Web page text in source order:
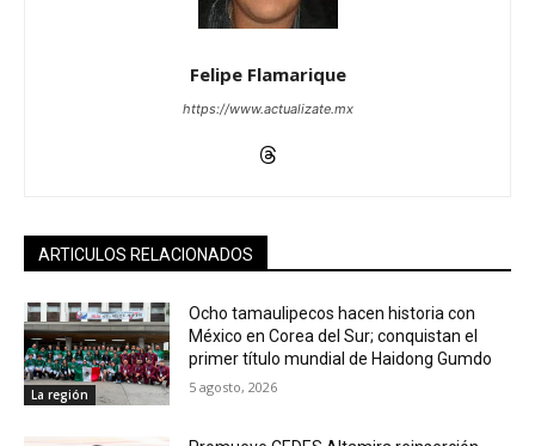
Felipe Flamarique
https://www.actualizate.mx
ARTICULOS RELACIONADOS
La región
Ocho tamaulipecos hacen historia con
México en Corea del Sur; conquistan el
primer título mundial de Haidong Gumdo
5 agosto, 2026